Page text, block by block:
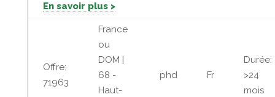
En savoir plus >
Offre:
71963
France
ou
DOM |
68 -
Haut-
phd Fr
Durée:
>24
mois